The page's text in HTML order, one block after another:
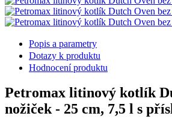
Popis a parametry
Dotazy k produktu
Hodnocení produktu
Petromax litinový kotlík
nožiček - 25 cm, 7,5 l s